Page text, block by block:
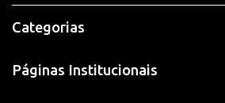
Categorias
Páginas Institucionais